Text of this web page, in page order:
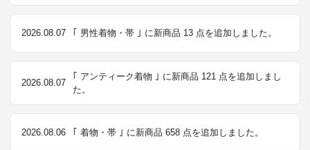
2026.08.07 ｢ 男性着物・帯 ｣ に新商品 13 点を追加しました。
2026.08.07
｢ アンティーク着物 ｣ に新商品 121 点を追加しまし
た。
2026.08.06 ｢ 着物・帯 ｣ に新商品 658 点を追加しました。